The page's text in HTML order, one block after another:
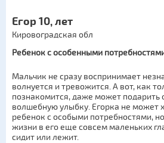
Егор 10, лет
Кировоградская обл
Ребенок с особенными
Мальчик не сразу воспринимает
волнуется и тревожится. А вот, как
познакомится, даже может
волшебную улыбку. Егорка не может
ребенок с особыми потребностями,
жизни в его еще совсем маленьких
сидит или лежит.